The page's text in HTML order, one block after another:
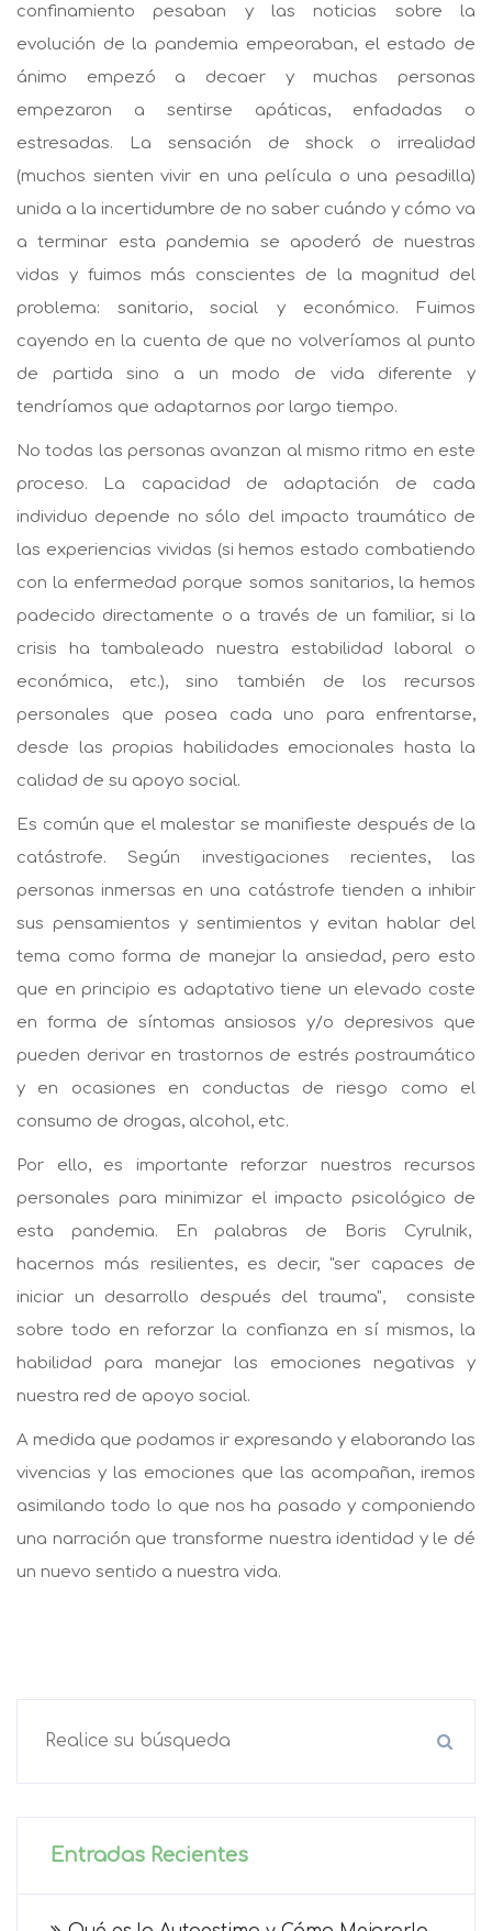
confinamiento pesaban y las noticias sobre la
evolución de la pandemia empeoraban, el estado de
ánimo empezó a decaer y muchas personas
empezaron a sentirse apáticas, enfadadas o
estresadas. La sensación de shock o irrealidad
(muchos sienten vivir en una película o una pesadilla)
unida a la incertidumbre de no saber cuándo y cómo va
a terminar esta pandemia se apoderó de nuestras
vidas y fuimos más conscientes de la magnitud del
problema: sanitario, social y económico. Fuimos
cayendo en la cuenta de que no volveríamos al punto
de partida sino a un modo de vida diferente y
tendríamos que adaptarnos por largo tiempo.
No todas las personas avanzan al mismo ritmo en este
proceso. La capacidad de adaptación de cada
individuo depende no sólo del impacto traumático de
las experiencias vividas (si hemos estado combatiendo
con la enfermedad porque somos sanitarios, la hemos
padecido directamente o a través de un familiar, si la
crisis ha tambaleado nuestra estabilidad laboral o
económica, etc.), sino también de los recursos
personales que posea cada uno para enfrentarse,
desde las propias habilidades emocionales hasta la
calidad de su apoyo social.
Es común que el malestar se manifieste después de la
catástrofe. Según investigaciones recientes, las
personas inmersas en una catástrofe tienden a inhibir
sus pensamientos y sentimientos y evitan hablar del
tema como forma de manejar la ansiedad, pero esto
que en principio es adaptativo tiene un elevado coste
en forma de síntomas ansiosos y/o depresivos que
pueden derivar en trastornos de estrés postraumático
y en ocasiones en conductas de riesgo como el
consumo de drogas, alcohol, etc.
Por ello, es importante reforzar nuestros recursos
personales para minimizar el impacto psicológico de
esta pandemia. En palabras de Boris Cyrulnik,
hacernos más resilientes, es decir, "ser capaces de
iniciar un desarrollo después del trauma", consiste
sobre todo en reforzar la confianza en sí mismos, la
habilidad para manejar las emociones negativas y
nuestra red de apoyo social.
A medida que podamos ir expresando y elaborando las
vivencias y las emociones que las acompañan, iremos
asimilando todo lo que nos ha pasado y componiendo
una narración que transforme nuestra identidad y le dé
un nuevo sentido a nuestra vida.
Entradas Recientes